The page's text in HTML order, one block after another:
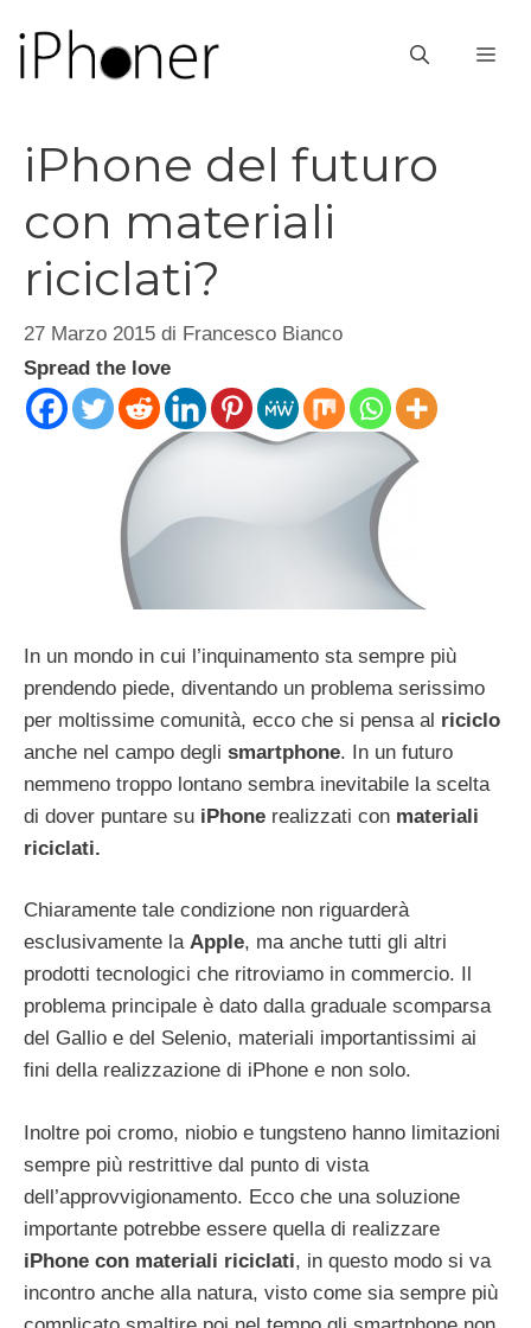
contenuto
iPhone del futuro
con materiali
riciclati?
27 Marzo 2015 di Francesco Bianco
Spread the love
In un mondo in cui l’inquinamento sta sempre più
prendendo piede, diventando un problema serissimo
per moltissime comunità, ecco che si pensa al riciclo
anche nel campo degli smartphone. In un futuro
nemmeno troppo lontano sembra inevitabile la scelta
di dover puntare su iPhone realizzati con materiali
riciclati.
Chiaramente tale condizione non riguarderà
esclusivamente la Apple, ma anche tutti gli altri
prodotti tecnologici che ritroviamo in commercio. Il
problema principale è dato dalla graduale scomparsa
del Gallio e del Selenio, materiali importantissimi ai
fini della realizzazione di iPhone e non solo.
Inoltre poi cromo, niobio e tungsteno hanno limitazioni
sempre più restrittive dal punto di vista
dell’approvvigionamento. Ecco che una soluzione
importante potrebbe essere quella di realizzare
iPhone con materiali riciclati, in questo modo si va
incontro anche alla natura, visto come sia sempre più